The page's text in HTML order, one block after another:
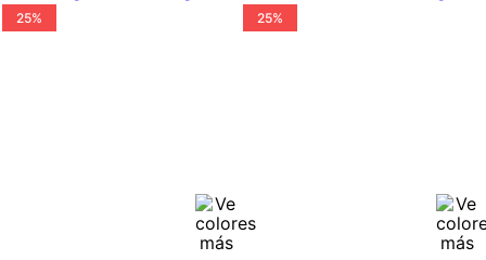
25% 25%
9.
botas